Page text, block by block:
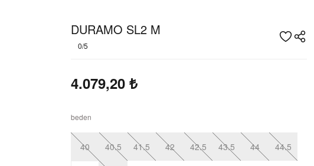
DURAMO SL2 M
0/5
4.079,20 ₺
beden
40 40.5 41.5 42 42.5 43.5 44 44.5